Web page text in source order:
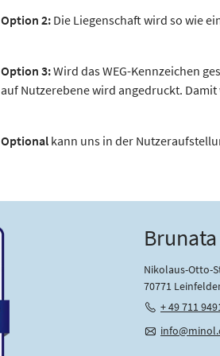
Option 2: Die Liegenschaft wird so wie
Option 3:Wird das WEG-Kennzeichen
auf Nutzer­ebene wird angedruckt.
Optional kann uns in der
Nikolaus-Otto-
70771
+ 49 711